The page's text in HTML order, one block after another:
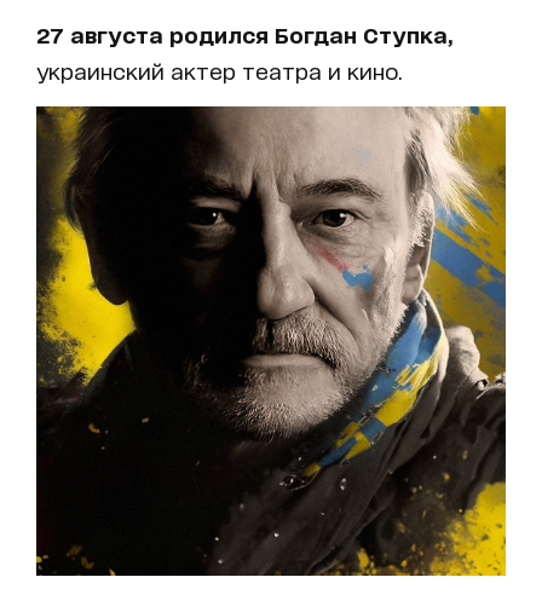
27 августа родился Богдан Ступка,
украинский актер театра и кино.